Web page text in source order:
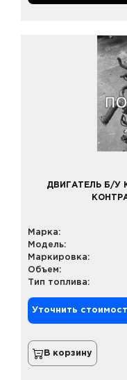
ДВИГАТЕЛЬ Б/У К
Марка:
Модель:
Маркировка:
Объем:
Тип топлива:
Уточнить
В корзину